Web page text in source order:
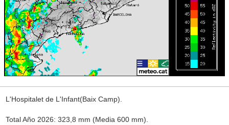
L'Hospitalet de L'Infant(Baix Camp).
Total Año 2026: 323,8 mm (Media 600 mm).